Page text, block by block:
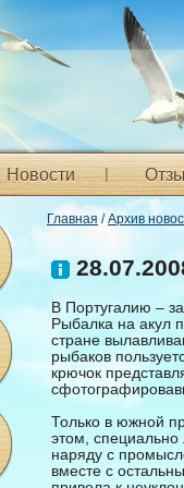
Новости
Главная /Архив
В Португалию –
Рыбалка на акул
стране
рыбаков
крючок
Только в южной
этом, специально
наряду с
вместе с